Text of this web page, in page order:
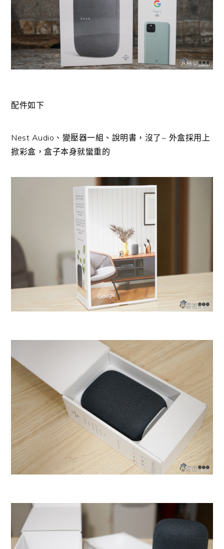
配件如下
Nest Audio、變壓器一組、說明書，沒了~ 外盒採用上
掀彩盒，盒子本身就蠻重的